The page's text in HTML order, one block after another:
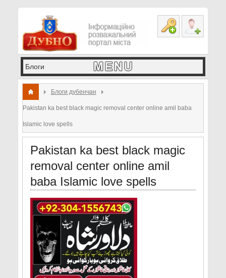
Блоги дубенчан
Pakistan ka best black magic removal center online amil baba
Islamic love spells
Pakistan ka best black magic
removal center online amil
baba Islamic love spells